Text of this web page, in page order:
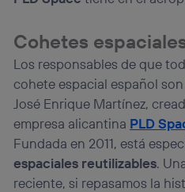
Cohetes
Los responsables de que
cohete espacial español
José Enrique Martínez,
empresa alicantina PLD
Fundada en 2011, está
espaciales reutilizables.
reciente, si repasamos la
que hayan dado su
Si utilizasdatos móviles, el
personalizado, ya que se
navegación del usuario del
Puedes gestionar los
“Administrar Utiq” en la parte
visitando el portal de
(“consenthub”). Para más
la
política de privacidad de